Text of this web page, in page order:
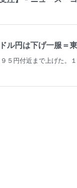
ル円は下げ一服＝
５円付近まで上げた。